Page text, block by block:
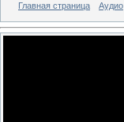
Главная страница Аудио